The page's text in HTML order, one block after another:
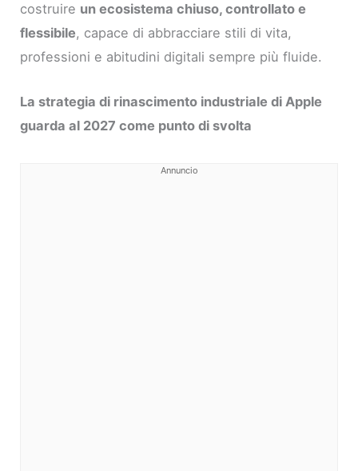
costruire un ecosistema chiuso, controllato e
flessibile, capace di abbracciare stili di vita,
professioni e abitudini digitali sempre più fluide.
La strategia di rinascimento industriale di Apple
guarda al 2027 come punto di svolta
Annuncio